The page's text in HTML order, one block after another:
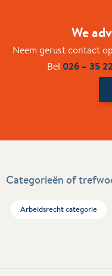
We
Neem gerust contact
Bel 026 – 35
Categorieën of
Arbeidsrecht categorie